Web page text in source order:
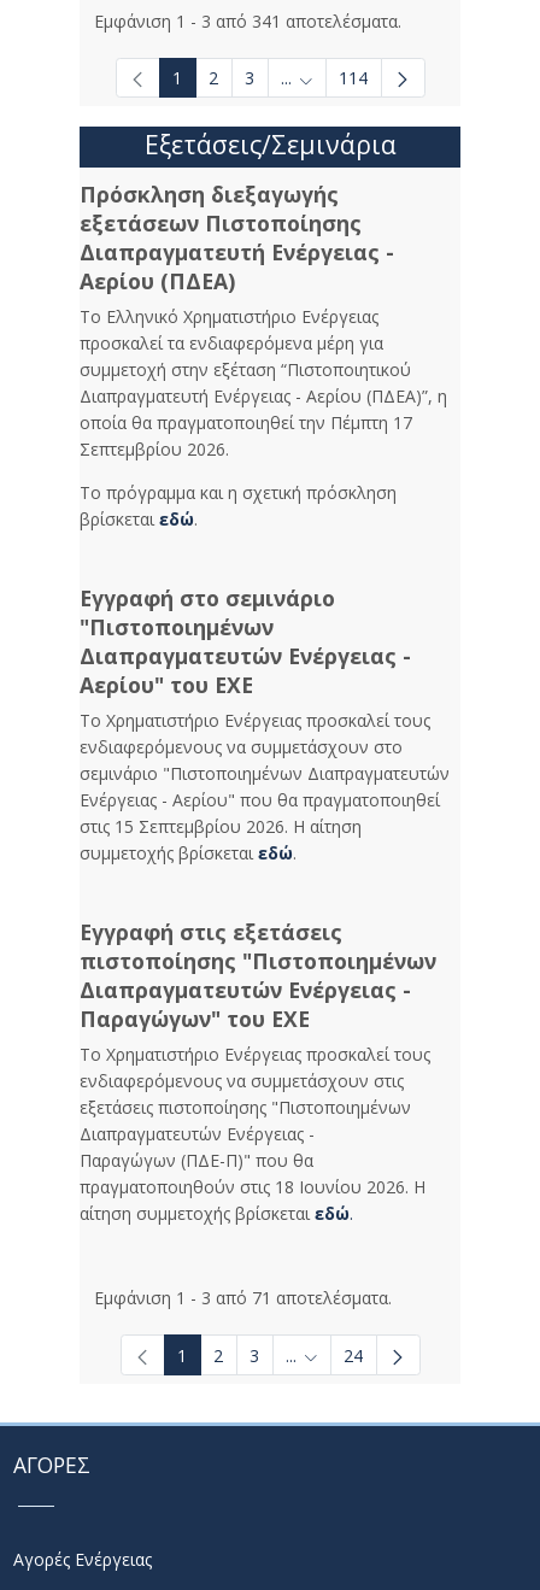
Εμφάνιση 1 - 3 από 341 αποτελέσματα.
1 2 3 ... Ενδιάμεσες σελίδες Use TAB
114
Εξετάσεις/Σεμινάρια
Πρόσκληση διεξαγωγής
εξετάσεων Πιστοποίησης
Διαπραγματευτή Ενέργειας -
Αερίου (ΠΔΕΑ)
Το Ελληνικό Χρηματιστήριο Ενέργειας
προσκαλεί τα ενδιαφερόμενα μέρη για
συμμετοχή στην εξέταση “Πιστοποιητικού
Διαπραγματευτή Ενέργειας - Αερίου (ΠΔΕΑ)”, η
οποία θα πραγματοποιηθεί την Πέμπτη 17
Σεπτεμβρίου 2026.
Το πρόγραμμα και η σχετική πρόσκληση
βρίσκεταιεδώ.
Εγγραφή στο σεμινάριο
"Πιστοποιημένων
Διαπραγματευτών Ενέργειας -
Αερίου" του ΕΧΕ
Το Χρηματιστήριο Ενέργειας προσκαλεί τους
ενδιαφερόμενους να συμμετάσχουν στο
σεμινάριο "Πιστοποιημένων Διαπραγματευτών
Ενέργειας - Αερίου" που θα πραγματοποιηθεί
στις 15 Σεπτεμβρίου 2026. Η αίτηση
συμμετοχής βρίσκεταιεδώ.
Εγγραφή στις εξετάσεις
πιστοποίησης "Πιστοποιημένων
Διαπραγματευτών Ενέργειας -
Παραγώγων" του ΕΧΕ
Το Χρηματιστήριο Ενέργειας προσκαλεί τους
ενδιαφερόμενους να συμμετάσχουν στις
εξετάσεις πιστοποίησης "Πιστοποιημένων
Διαπραγματευτών Ενέργειας -
Παραγώγων (ΠΔΕ-Π)" που θα
πραγματοποιηθούν στις 18 Ιουνίου 2026. Η
αίτηση συμμετοχής βρίσκεταιεδώ.
Εμφάνιση 1 - 3 από 71 αποτελέσματα.
1 2 3 ... Ενδιάμεσες σελίδες Use
24
ΑΓΟΡΕΣ
Αγορές Ενέργειας